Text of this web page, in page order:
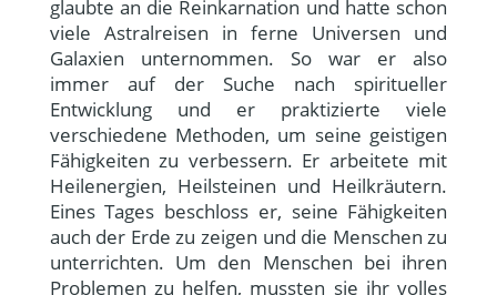
glaubte an die Reinkarnation und hatte schon
viele Astralreisen in ferne Universen und
Galaxien unternommen. So war er also
immer auf der Suche nach spiritueller
Entwicklung und er praktizierte viele
verschiedene Methoden, um seine geistigen
Fähigkeiten zu verbessern. Er arbeitete mit
Heilenergien, Heilsteinen und Heilkräutern.
Eines Tages beschloss er, seine Fähigkeiten
auch der Erde zu zeigen und die Menschen zu
unterrichten. Um den Menschen bei ihren
Problemen zu helfen, mussten sie ihr volles